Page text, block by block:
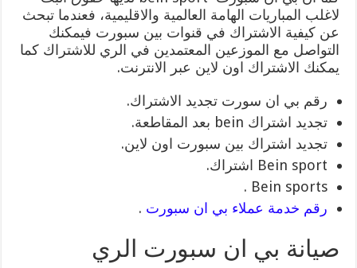
لاغلب المباريات الهامة العالمية والاقليمية، فعندما تبحث
عن كيفية الاشتراك في قنوات بين سبورت فيمكنك
التواصل مع الموزعين المعتمدين في الري للاشتراك كما
يمكنك الاشتراك اون لاين عبر الانترنت.
رقم بي ان سورت تجديد الاشتراك.
تجديد اشتراك bein بعد المقاطعة.
تجديد اشتراك بين سبورت اون لاين.
Bein sport اشتراك.
Bein sports .
رقم خدمة عملاء بي ان سبورت .
صيانة بي ان سبورت الري